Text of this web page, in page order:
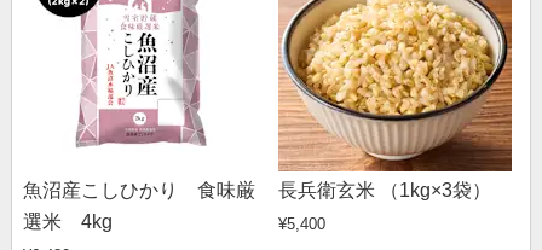
魚沼産こしひかり 食味厳
選米 4kg
長兵衛玄米 （1kg×3袋）
¥5,400